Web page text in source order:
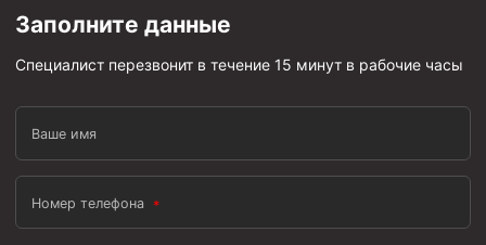
Заполните данные
Специалист перезвонит в течение 15 минут в рабочие часы
Ваше имя
Номер телефона